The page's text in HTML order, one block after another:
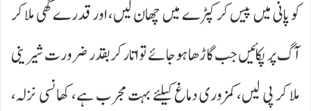
کو پانی میں پیس کر کپڑے میں چھان لیں، اور قدرے گھی ملا کر
آگ پر پکائیں جب گاڑھا ہوجائے تو اتار کر بقدر ضرورت شیرینی
ملا کر پی لیں، کمزوری دماغ کیلئے بہت مجرب ہے، کھانسی نزلہ،